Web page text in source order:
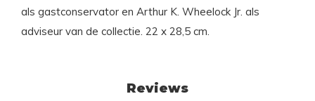
als gastconservator en Arthur K. Wheelock Jr. als
adviseur van de collectie. 22 x 28,5 cm.
Reviews